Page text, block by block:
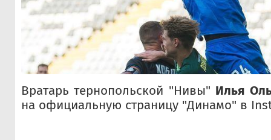
Вратарь тернопольской "Нивы" Илья
на официальную страницу "Динамо" в